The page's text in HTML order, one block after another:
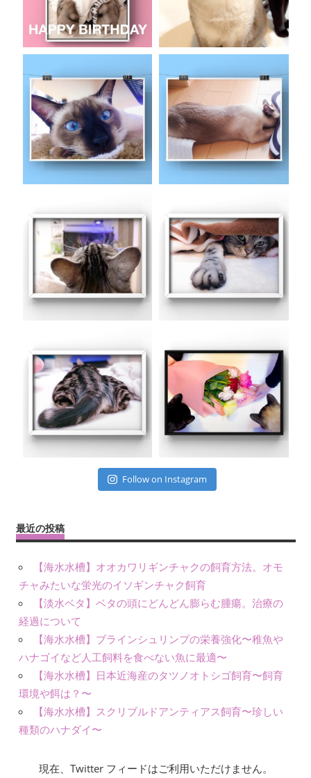
Follow on Instagram
最近の投稿
【海水水槽】オオカワリギンチャクの飼育方法。オモ
チャみたいな蛍光のイソギンチャク飼育
【淡水ベタ】ベタの頭にどんどん膨らむ腫瘍。治療の
経過について
【海水水槽】ブラインシュリンプの栄養強化〜稚魚や
ハナゴイなど人工飼料を食べない魚に最適〜
【海水水槽】日本近海産のタツノオトシゴ飼育〜飼育
環境や餌は？〜
【海水水槽】スクリブルドアンティアス飼育〜珍しい
種類のハナダイ〜
現在、Twitter フィードはご利用いただけません。